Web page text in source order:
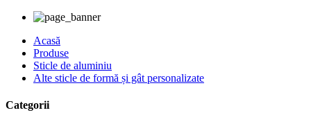
Acasă
Produse
Sticle de aluminiu
Alte sticle de formă și gât personalizate
Categorii